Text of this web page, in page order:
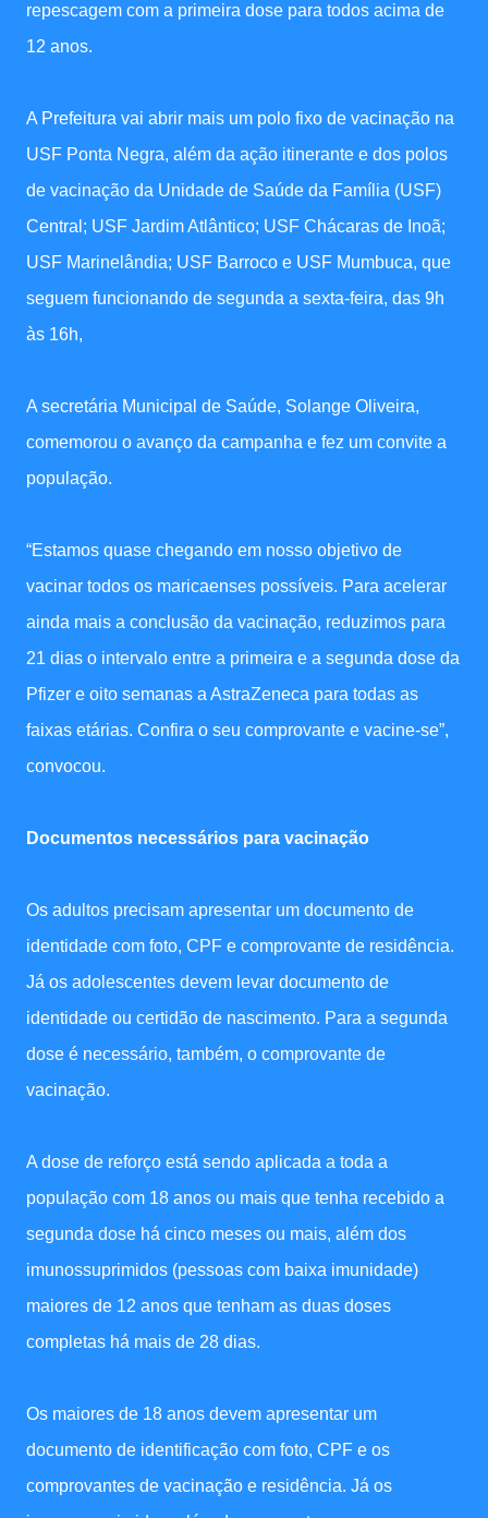
repescagem com a primeira dose para todos acima de
12 anos.
A Prefeitura vai abrir mais um polo fixo de vacinação na
USF Ponta Negra, além da ação itinerante e dos polos
de vacinação da Unidade de Saúde da Família (USF)
Central; USF Jardim Atlântico; USF Chácaras de Inoã;
USF Marinelândia; USF Barroco e USF Mumbuca, que
seguem funcionando de segunda a sexta-feira, das 9h
às 16h,
A secretária Municipal de Saúde, Solange Oliveira,
comemorou o avanço da campanha e fez um convite a
população.
“Estamos quase chegando em nosso objetivo de
vacinar todos os maricaenses possíveis. Para acelerar
ainda mais a conclusão da vacinação, reduzimos para
21 dias o intervalo entre a primeira e a segunda dose da
Pfizer e oito semanas a AstraZeneca para todas as
faixas etárias. Confira o seu comprovante e vacine-se”,
convocou.
Documentos necessários para vacinação
Os adultos precisam apresentar um documento de
identidade com foto, CPF e comprovante de residência.
Já os adolescentes devem levar documento de
identidade ou certidão de nascimento. Para a segunda
dose é necessário, também, o comprovante de
vacinação.
A dose de reforço está sendo aplicada a toda a
população com 18 anos ou mais que tenha recebido a
segunda dose há cinco meses ou mais, além dos
imunossuprimidos (pessoas com baixa imunidade)
maiores de 12 anos que tenham as duas doses
completas há mais de 28 dias.
Os maiores de 18 anos devem apresentar um
documento de identificação com foto, CPF e os
comprovantes de vacinação e residência. Já os